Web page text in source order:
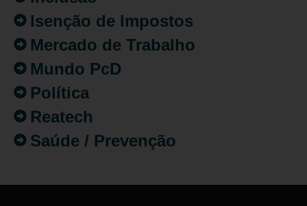
Isenção de Impostos
Mercado de Trabalho
Mundo PcD
Política
Reatech
Saúde / Prevenção